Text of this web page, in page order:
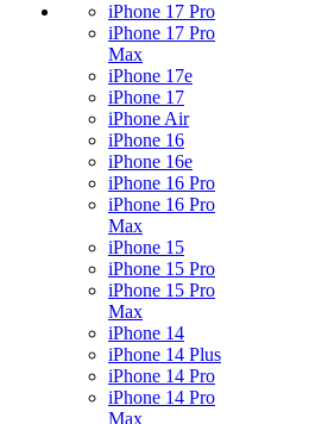
iPhone 17 Pro
iPhone 17 Pro
Max
iPhone 17e
iPhone 17
iPhone Air
iPhone 16
iPhone 16e
iPhone 16 Pro
iPhone 16 Pro
Max
iPhone 15
iPhone 15 Pro
iPhone 15 Pro
Max
iPhone 14
iPhone 14 Plus
iPhone 14 Pro
iPhone 14 Pro
Max